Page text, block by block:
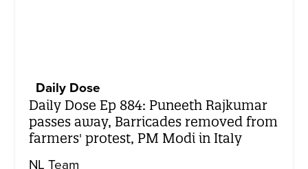
Daily Dose
Daily Dose Ep 884: Puneeth Rajkumar
passes away, Barricades removed from
farmers' protest, PM Modi in Italy
NL Team